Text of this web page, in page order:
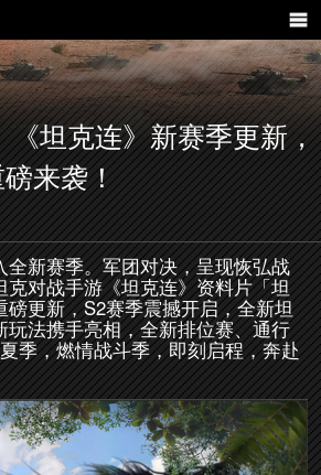
《坦克连》新赛季更新，
来袭！
赛季。军团对决，呈现恢弘战
克对战手游《坦克连》资料片「坦
更新，S2赛季震撼开启，全新坦
玩法携手亮相，全新排位赛、通行
季，燃情战斗季，即刻启程，奔赴